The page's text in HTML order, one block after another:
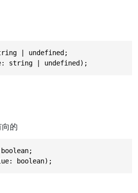
| undefined;
string | undefined);
的
boolean);